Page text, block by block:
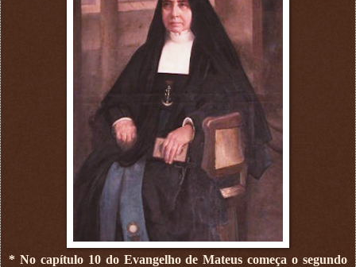
* No capítulo 10 do Evangelho de Mateus começa o segundo